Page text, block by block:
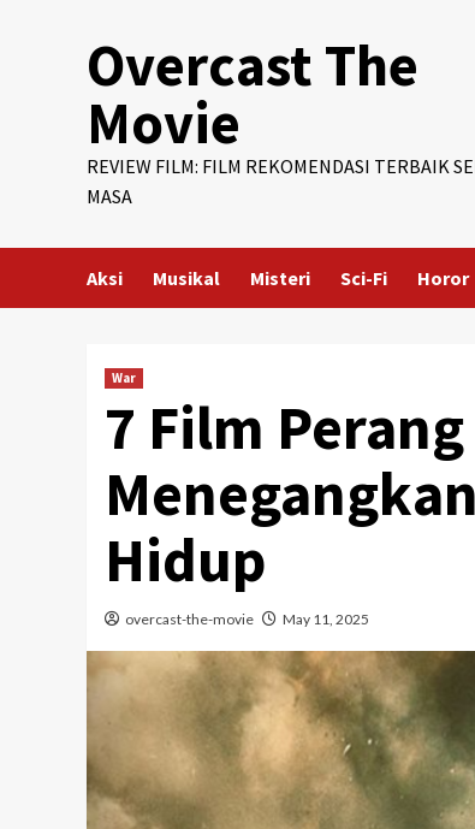
Overcast The
Movie
REVIEW FILM: FILM REKOMENDASI TERBAIK
MASA
Aksi Musikal Misteri Sci-Fi Horor
War
7 Film
Hidup
overcast-the-movie May 11, 2025